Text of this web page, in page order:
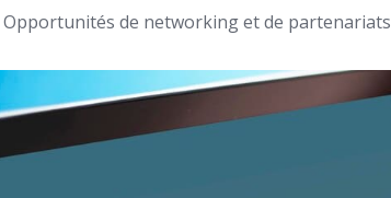
Opportunités de networking et de partenariats